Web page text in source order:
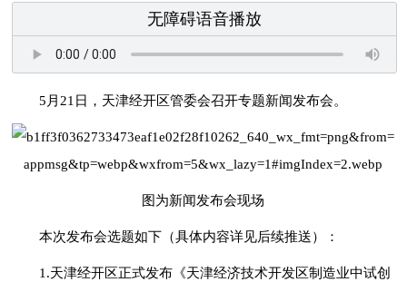
无障碍语音播放
5月21日，天津经开区管委会召开专题新闻发布会。
图为新闻发布会现场
本次发布会选题如下（具体内容详见后续推送）：
1.天津经开区正式发布《天津经济技术开发区制造业中试创